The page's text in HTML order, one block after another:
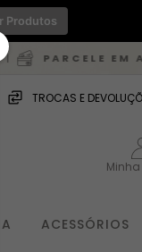
Produtos
EM ATÉ 6X
TROCAS E
ACESSÓRIOS